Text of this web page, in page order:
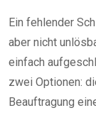
Ein fehlender
aber nicht
einfach
zwei Optionen:
Beauftragung